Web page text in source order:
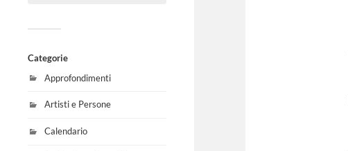
Categorie
Approfondimenti
Artisti e Persone
Calendario